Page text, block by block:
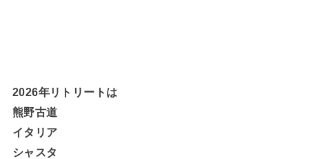
2026年リトリートは
熊野古道
イタリア
シャスタ